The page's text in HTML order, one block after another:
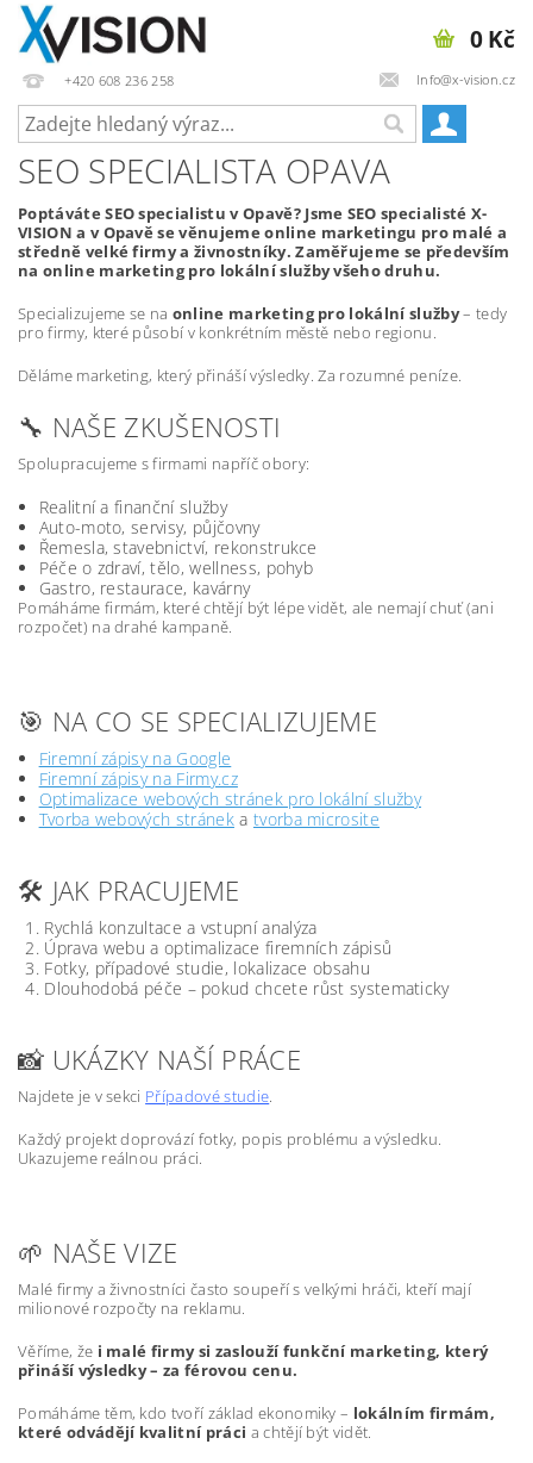
+420 608 236 258 Info@x-vision.cz
0 Kč
SEO SPECIALISTA OPAVA
Poptáváte SEO specialistu v Opavě? Jsme SEO specialisté X-
VISION a v Opavě se věnujeme online marketingu pro malé a
středně velké firmy a živnostníky. Zaměřujeme se především
na online marketing pro lokální služby všeho druhu.
Specializujeme se na online marketing pro lokální služby– tedy
pro firmy, které působí v konkrétním městě nebo regionu.
Děláme marketing, který přináší výsledky. Za rozumné peníze.
🔧 NAŠE ZKUŠENOSTI
Spolupracujeme s firmami napříč obory:
Realitní a finanční služby
Auto-moto, servisy, půjčovny
Řemesla, stavebnictví, rekonstrukce
Péče o zdraví, tělo, wellness, pohyb
Gastro, restaurace, kavárny
Pomáháme firmám, které chtějí být lépe vidět, ale nemají chuť (ani
rozpočet) na drahé kampaně.
🎯 NA CO SE SPECIALIZUJEME
Firemní zápisy na Google
Firemní zápisy na Firmy.cz
Optimalizace webových stránek pro lokální služby
Tvorba webových stráneka tvorba microsite
🛠️ JAK PRACUJEME
Rychlá konzultace a vstupní analýza
Úprava webu a optimalizace firemních zápisů
Fotky, případové studie, lokalizace obsahu
Dlouhodobá péče – pokud chcete růst systematicky
📸 UKÁZKY NAŠÍ PRÁCE
Najdete je v sekci Případové studie.
Každý projekt doprovází fotky, popis problému a výsledku.
Ukazujeme reálnou práci.
🌱 NAŠE VIZE
Malé firmy a živnostníci často soupeří s velkými hráči, kteří mají
milionové rozpočty na reklamu.
Věříme, že i malé firmy si zaslouží funkční marketing, který
přináší výsledky – za férovou cenu.
Pomáháme těm, kdo tvoří základ ekonomiky – lokálním firmám,
které odvádějí kvalitní práci a chtějí být vidět.